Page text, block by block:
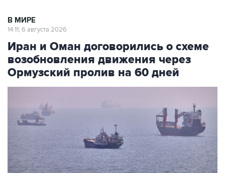
В МИРЕ
14:11, 6 августа 2026
Иран и Оман договорились о схеме
возобновления движения через
Ормузский пролив на 60 дней